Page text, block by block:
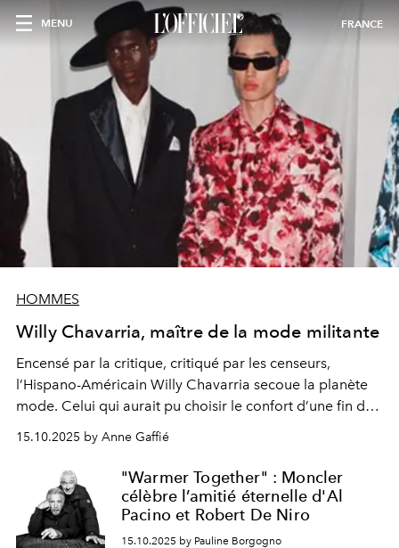
MENU FRANCE
HOMMES
Willy Chavarria, maître de la mode militante
Encensé par la critique, critiqué par les censeurs,
l’Hispano-Américain Willy Chavarria secoue la planète
mode. Celui qui aurait pu choisir le confort d’une fin de
carrière exemplaire
passée chez Ralph Lauren et
préfère, à 57 ans,
propre marque,quitte à prendredes risques.
Disruptif
est unfaible mot,le concernant.
15.10.2025 by Anne Gaffié
"Warmer Together" : Moncler
célèbre l’amitié éternelle d'Al
Pacino et Robert De Niro
15.10.2025 by Pauline Borgogno